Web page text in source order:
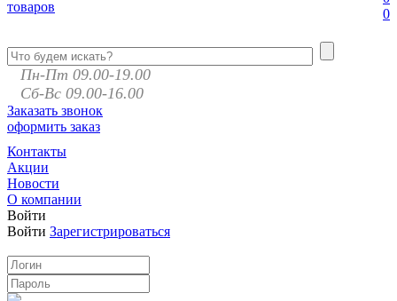
0
товаров
Пн-Пт 09.00-19.00
Сб-Вс 09.00-16.00
Заказать звонок
оформить заказ
Контакты
Акции
Новости
О компании
Войти
Войти Зарегистрироваться